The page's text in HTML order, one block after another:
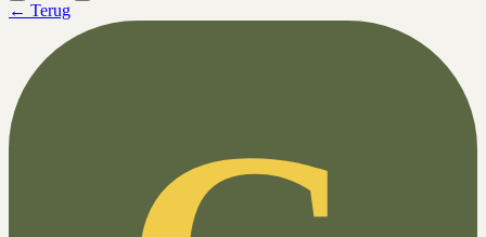
← Terug